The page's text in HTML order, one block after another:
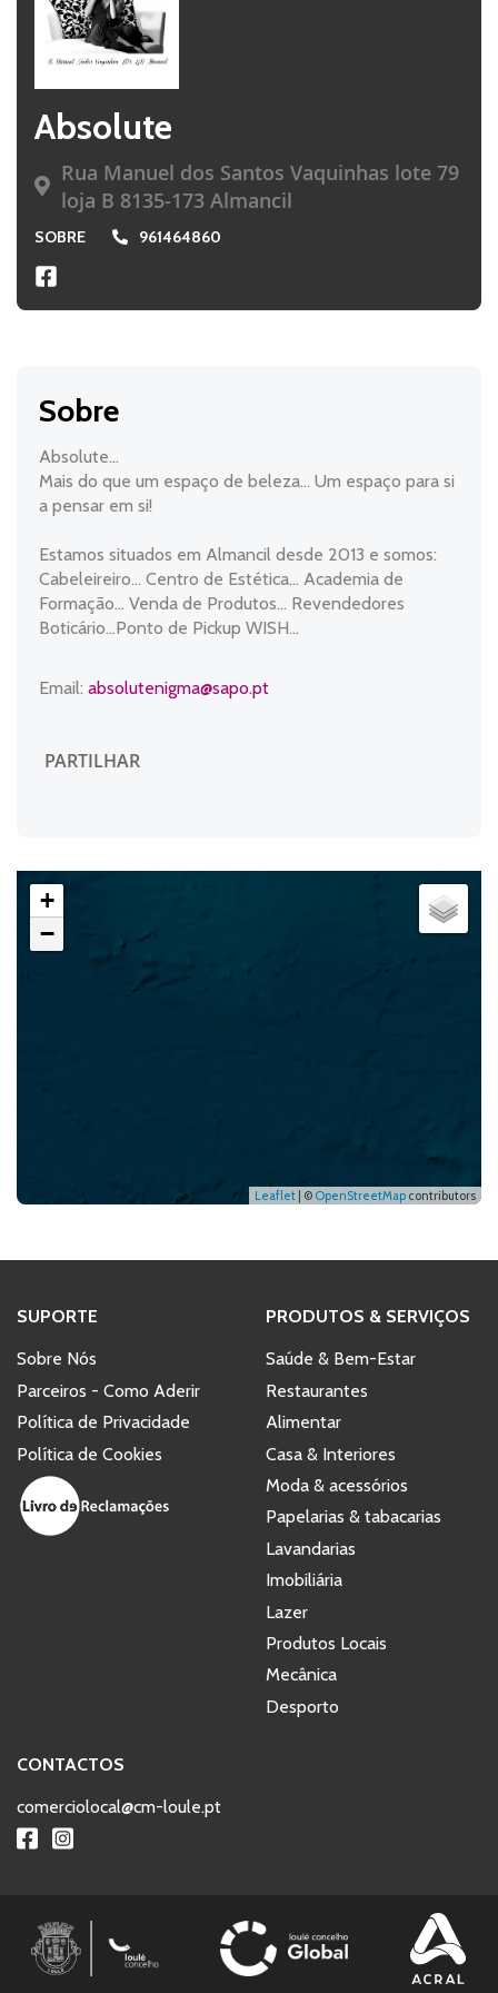
Absolute
Rua Manuel dos Santos Vaquinhas lote 79
loja B 8135-173 Almancil
SOBRE 961464860
Sobre
Absolute...
Mais do que um espaço de beleza... Um espaço para si
a pensar em si!
Estamos situados em Almancil desde 2013 e somos:
Cabeleireiro... Centro de Estética... Academia de
Formação... Venda de Produtos... Revendedores
Boticário...Ponto de Pickup WISH...
Email: absolutenigma@sapo.pt
PARTILHAR
+
−
Leaflet | © OpenStreetMap contributors
SUPORTE
Sobre Nós
Parceiros - Como Aderir
Política de Privacidade
Política de Cookies
PRODUTOS & SERVIÇOS
Saúde & Bem-Estar
Restaurantes
Alimentar
Casa & Interiores
Moda & acessórios
Papelarias & tabacarias
Lavandarias
Imobiliária
Lazer
Produtos Locais
Mecânica
Desporto
CONTACTOS
comerciolocal@cm-loule.pt